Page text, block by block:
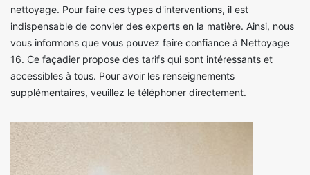
nettoyage. Pour faire ces types d'interventions, il est
indispensable de convier des experts en la matière. Ainsi, nous
vous informons que vous pouvez faire confiance à Nettoyage
16. Ce façadier propose des tarifs qui sont intéressants et
accessibles à tous. Pour avoir les renseignements
supplémentaires, veuillez le téléphoner directement.